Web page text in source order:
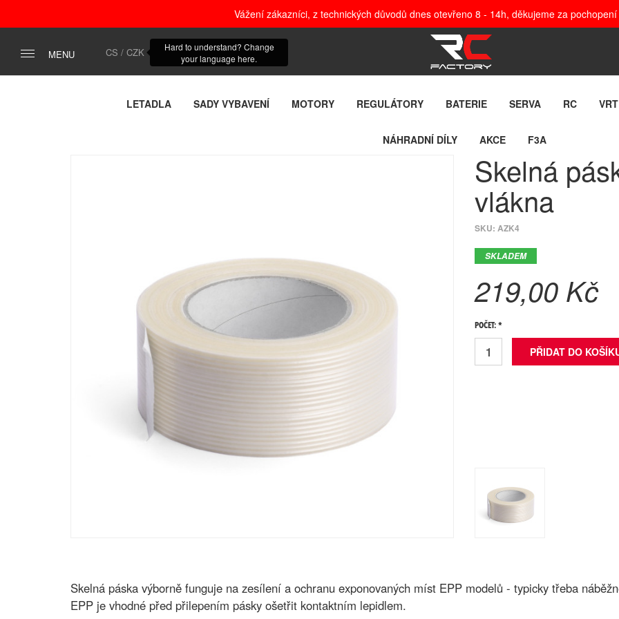
Vážení zákazníci, z technických důvodů dnes otevřeno 8 - 14h, děkujeme za
MENU CS / CZK
Hard to understand? Change
your language here.
LETADLA SADY VYBAVENÍ MOTORY REGULÁTORY BATERIE SERVA RC
NÁHRADNÍ DÍLY AKCE F3A
Skelná
vlákna
SKU: AZK4
SKLADEM
219,00 Kč
POČET: *
Skelná páska výborně funguje na zesílení a ochranu exponovaných míst EPP modelů - typicky třeba
EPP je vhodné před přilepením pásky ošetřit kontaktním lepidlem.